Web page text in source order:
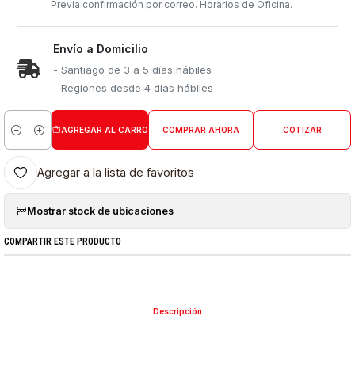
Previa confirmación por correo. Horarios de Oficina.
Envío a Domicilio
- Santiago de 3 a 5 días hábiles
- Regiones desde 4 días hábiles
Cantidad
AGREGAR AL CARRO COMPRAR AHORA COTIZAR
Agregar a la lista de favoritos
Mostrar stock de ubicaciones
COMPARTIR ESTE PRODUCTO
Descripción